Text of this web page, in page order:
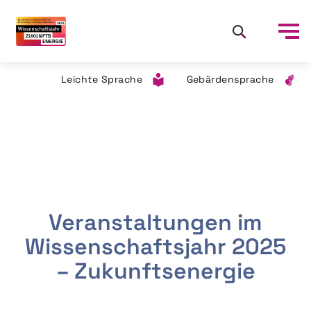
Leichte Sprache Gebärdensprache
Veranstaltungen im
Wissenschaftsjahr 2025
– Zukunftsenergie